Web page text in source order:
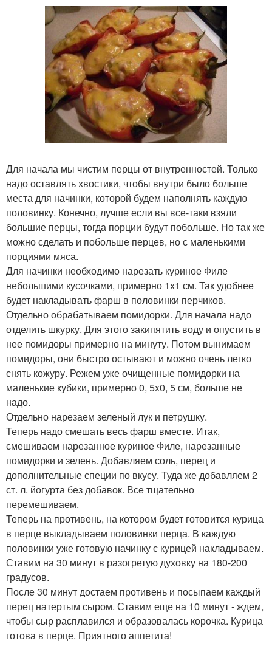
Для начала мы чистим перцы от внутренностей. Только
надо оставлять хвостики, чтобы внутри было больше
места для начинки, которой будем наполнять каждую
половинку. Конечно, лучше если вы все-таки взяли
большие перцы, тогда порции будут побольше. Но так же
можно сделать и побольше перцев, но с маленькими
порциями мяса.
Для начинки необходимо нарезать куриное Филе
небольшими кусочками, примерно 1x1 см. Так удобнее
будет накладывать фарш в половинки перчиков.
Отдельно обрабатываем помидорки. Для начала надо
отделить шкурку. Для этого закипятить воду и опустить в
нее помидоры примерно на минуту. Потом вынимаем
помидоры, они быстро остывают и можно очень легко
снять кожуру. Режем уже очищенные помидорки на
маленькие кубики, примерно 0, 5x0, 5 см, больше не
надо.
Отдельно нарезаем зеленый лук и петрушку.
Теперь надо смешать весь фарш вместе. Итак,
смешиваем нарезанное куриное Филе, нарезанные
помидорки и зелень. Добавляем соль, перец и
дополнительные специи по вкусу. Туда же добавляем 2
ст. л. йогурта без добавок. Все тщательно
перемешиваем.
Теперь на противень, на котором будет готовится курица
в перце выкладываем половинки перца. В каждую
половинки уже готовую начинку с курицей накладываем.
Ставим на 30 минут в разогретую духовку на 180-200
градусов.
После 30 минут достаем противень и посыпаем каждый
перец натертым сыром. Ставим еще на 10 минут - ждем,
чтобы сыр расплавился и образовалась корочка. Курица
готова в перце. Приятного аппетита!